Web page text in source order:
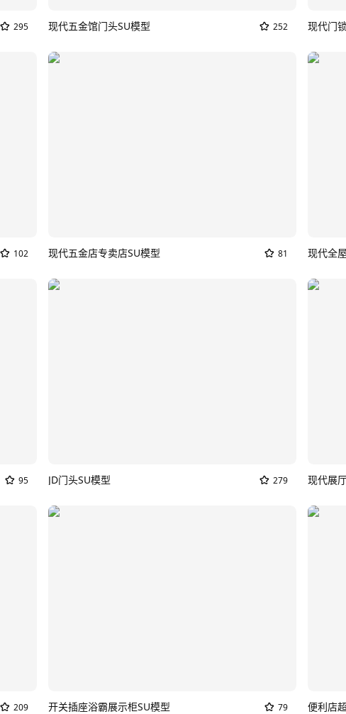
295 现代五金馆门头SU模型 252 现代门
102 现代五金店专卖店SU模型 81 现代全
95 JD门头SU模型 279 现代展
209 开关插座浴霸展示柜SU模型 79 便利店